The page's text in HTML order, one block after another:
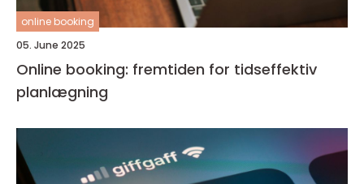
online booking
05. June 2025
Online booking: fremtiden for tidseffektiv
planlægning